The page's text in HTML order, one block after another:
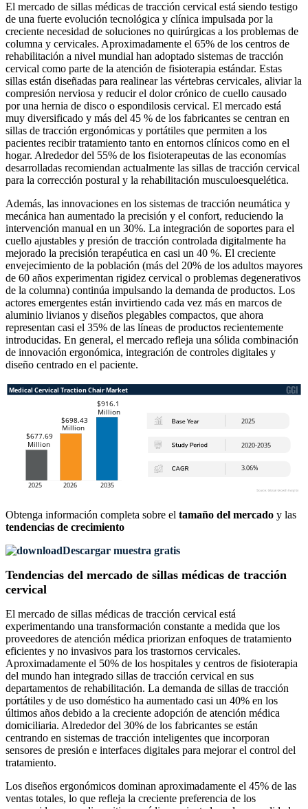
El mercado de sillas médicas de tracción cervical está siendo testigo
de una fuerte evolución tecnológica y clínica impulsada por la
creciente necesidad de soluciones no quirúrgicas a los problemas de
columna y cervicales. Aproximadamente el 65% de los centros de
rehabilitación a nivel mundial han adoptado sistemas de tracción
cervical como parte de la atención de fisioterapia estándar. Estas
sillas están diseñadas para realinear las vértebras cervicales, aliviar la
compresión nerviosa y reducir el dolor crónico de cuello causado
por una hernia de disco o espondilosis cervical. El mercado está
muy diversificado y más del 45 % de los fabricantes se centran en
sillas de tracción ergonómicas y portátiles que permiten a los
pacientes recibir tratamiento tanto en entornos clínicos como en el
hogar. Alrededor del 55% de los fisioterapeutas de las economías
desarrolladas recomiendan actualmente las sillas de tracción cervical
para la corrección postural y la rehabilitación musculoesquelética.
Además, las innovaciones en los sistemas de tracción neumática y
mecánica han aumentado la precisión y el confort, reduciendo la
intervención manual en un 30%. La integración de soportes para el
cuello ajustables y presión de tracción controlada digitalmente ha
mejorado la precisión terapéutica en casi un 40 %. El creciente
envejecimiento de la población (más del 20% de los adultos mayores
de 60 años experimentan rigidez cervical o problemas degenerativos
de la columna) continúa impulsando la demanda de productos. Los
actores emergentes están invirtiendo cada vez más en marcos de
aluminio livianos y diseños plegables compactos, que ahora
representan casi el 35% de las líneas de productos recientemente
introducidas. En general, el mercado refleja una sólida combinación
de innovación ergonómica, integración de controles digitales y
diseño centrado en el paciente.
Obtenga información completa sobre el tamaño del mercado y las
tendencias de crecimiento
Descargar muestra gratis
Tendencias del mercado de sillas médicas de tracción
cervical
El mercado de sillas médicas de tracción cervical está
experimentando una transformación constante a medida que los
proveedores de atención médica priorizan enfoques de tratamiento
eficientes y no invasivos para los trastornos cervicales.
Aproximadamente el 50% de los hospitales y centros de fisioterapia
del mundo han integrado sillas de tracción cervical en sus
departamentos de rehabilitación. La demanda de sillas de tracción
portátiles y de uso doméstico ha aumentado casi un 40% en los
últimos años debido a la creciente adopción de atención médica
domiciliaria. Alrededor del 30% de los fabricantes se están
centrando en sistemas de tracción inteligentes que incorporan
sensores de presión e interfaces digitales para mejorar el control del
tratamiento.
Los diseños ergonómicos dominan aproximadamente el 45% de las
ventas totales, lo que refleja la creciente preferencia de los